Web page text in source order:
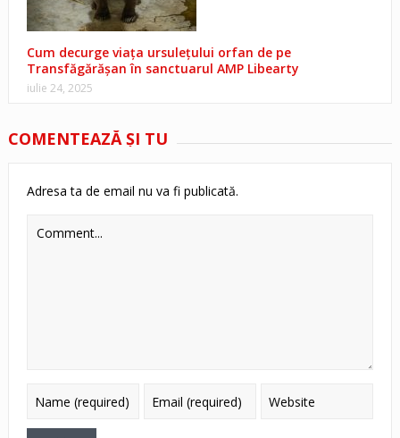
Cum decurge viața ursulețului orfan de pe
Transfăgărășan în sanctuarul AMP Libearty
iulie 24, 2025
COMENTEAZĂ ŞI TU
Adresa ta de email nu va fi publicată.